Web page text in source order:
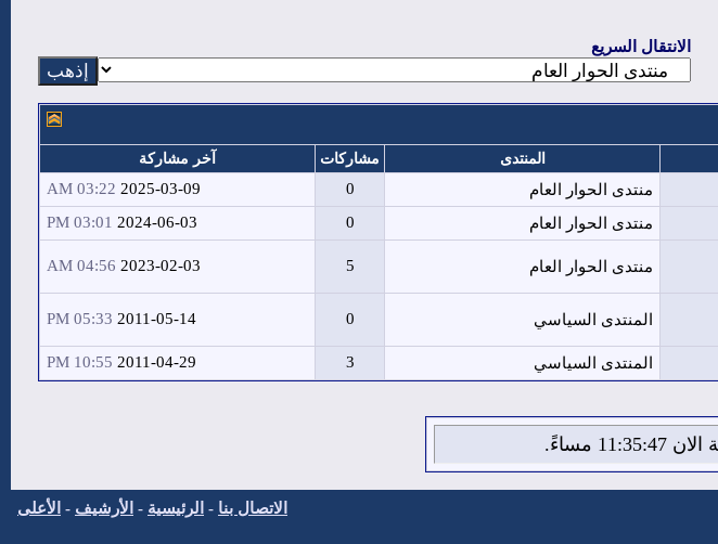
الانتقال السريع
المنتدى مشاركات آخر مشاركة
منتدى الحوار العام 0
2025-03-09
03:22 AM
منتدى الحوار العام 0
2024-06-03
03:01 PM
منتدى الحوار العام 5
2023-02-03
04:56 AM
المنتدى السياسي 0
2011-05-14
05:33 PM
المنتدى السياسي 3
2011-04-29
10:55 PM
الاتصال بنا - الرئيسية - الأرشيف - الأعلى